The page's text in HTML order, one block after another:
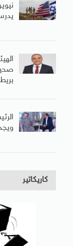
كاريكاتير